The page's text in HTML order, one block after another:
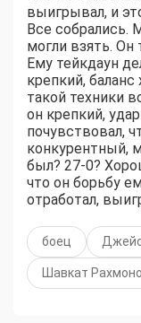
выигрывал, и
Все собрались.
могли взять.
Ему тейкдаун
крепкий,
такой техники
он крепкий,
почувствовал,
конкурентный,
был? 27-0?
что он борьбу
отработал,
боец
Шавкат